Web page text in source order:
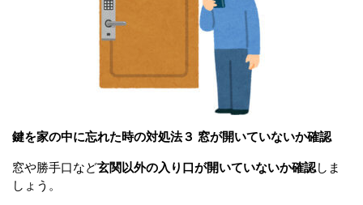
鍵を家の中に忘れた時の対処法３ 窓が開いていないか確認
窓や勝手口など玄関以外の入り口が開いていないか確認しま
しょう。